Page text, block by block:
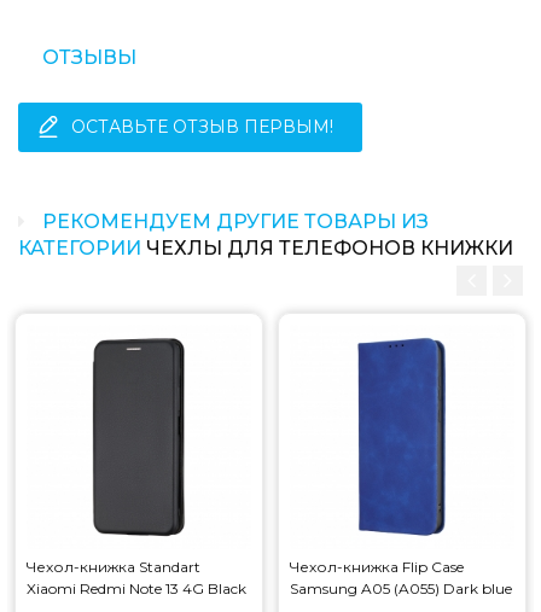
ОТЗЫВЫ
ОСТАВЬТЕ ОТЗЫВ ПЕРВЫМ!
РЕКОМЕНДУЕМ ДРУГИЕ ТОВАРЫ ИЗ
КАТЕГОРИИ ЧЕХЛЫ ДЛЯ ТЕЛЕФОНОВ КНИЖКИ
Чехол-книжка Standart
Xiaomi Redmi Note 13 4G Black
Чехол-книжка Flip Case
Samsung A05 (A055) Dark blue